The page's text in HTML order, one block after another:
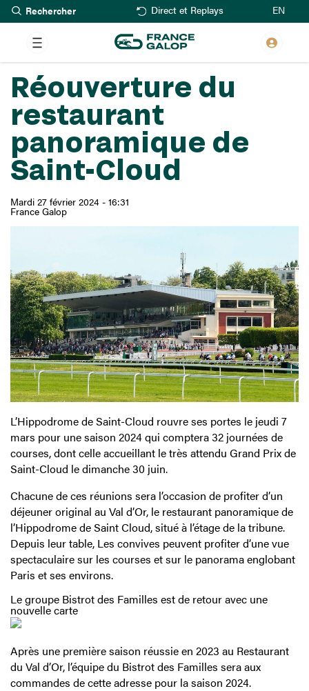
Aller
au
contenu
principal
Rechercher Direct et Replays EN
Réouverture du
restaurant
panoramique de
Saint-Cloud
Mardi 27 février 2024 - 16:31
France Galop
L’Hippodrome de Saint-Cloud rouvre ses portes le jeudi 7
mars pour une saison 2024 qui comptera 32 journées de
courses, dont celle accueillant le très attendu Grand Prix de
Saint-Cloud le dimanche 30 juin.
Chacune de ces réunions sera l’occasion de profiter d’un
déjeuner original au Val d’Or, le restaurant panoramique de
l’Hippodrome de Saint Cloud, situé à l’étage de la tribune.
Depuis leur table, Les convives peuvent profiter d’une vue
spectaculaire sur les courses et sur le panorama englobant
Paris et ses environs.
Le groupe Bistrot des Familles est de retour avec une
nouvelle carte
Après une première saison réussie en 2023 au Restaurant
du Val d’Or, l’équipe du Bistrot des Familles sera aux
commandes de cette adresse pour la saison 2024.